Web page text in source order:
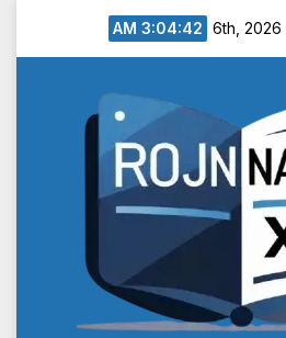
3:04:43 AM